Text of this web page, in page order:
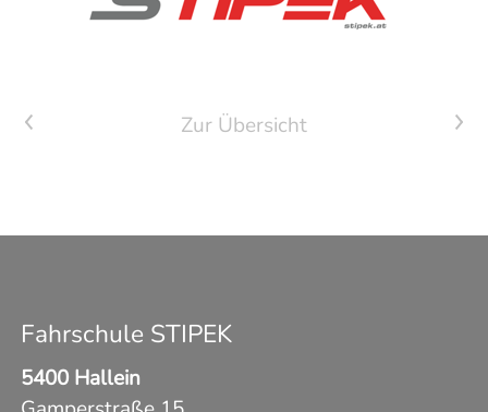
Vorheriger ArtikelZur Übersicht Nächster Artikel
Fahrschule STIPEK
5400 Hallein